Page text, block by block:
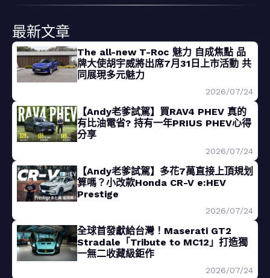
最新文章
The all-new T-Roc 魅力 自成焦點 品
牌大使胡宇威將出席7月31日上市活動 共
同展現多元魅力
2026/07/24
【Andy老爹試駕】買RAV4 PHEV 真的
有比油電省? 持有一年PRIUS PHEV心得
分享
2026/07/24
【Andy老爹試駕】多花7萬直接上頂規划
算嗎？小改款Honda CR-V e:HEV
Prestige
2026/07/24
全球首發獻給台灣！Maserati GT2
Stradale「Tribute to MC12」打造獨
一無二收藏級鉅作
2026/07/24